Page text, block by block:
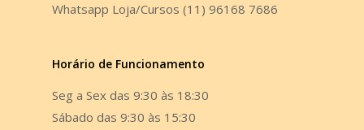
Whatsapp Loja/Cursos (11) 96168 7686
Horário de Funcionamento
Seg a Sex das 9:30 às 18:30
Sábado das 9:30 às 15:30